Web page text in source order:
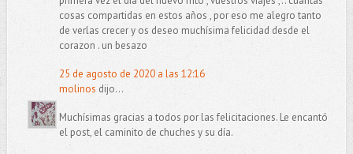
cosas compartidas en estos años , por eso me alegro tanto
de verlas crecer y os deseo muchísima felicidad desde el
corazon . un besazo
25 de agosto de 2020 a las 12:16
molinos dijo...
Muchísimas gracias a todos por las felicitaciones. Le encantó
el post, el caminito de chuches y su día.